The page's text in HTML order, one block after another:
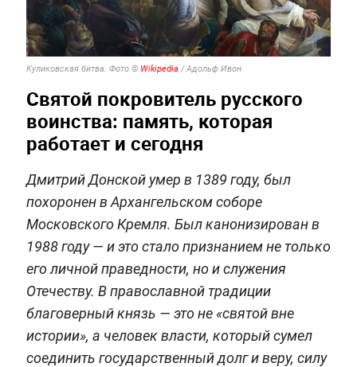
Куликовская битва. Фото © Wikipedia/ Адольф Ивон
Святой покровитель русского
воинства: память, которая
работает и сегодня
Дмитрий Донской умер в 1389 году, был
похоронен в Архангельском соборе
Московского Кремля. Был канонизирован в
1988 году — и это стало признанием не только
его личной праведности, но и служения
Отечеству. В православной традиции
благоверный князь — это не «святой вне
истории», а человек власти, который сумел
соединить государственный долг и веру, силу